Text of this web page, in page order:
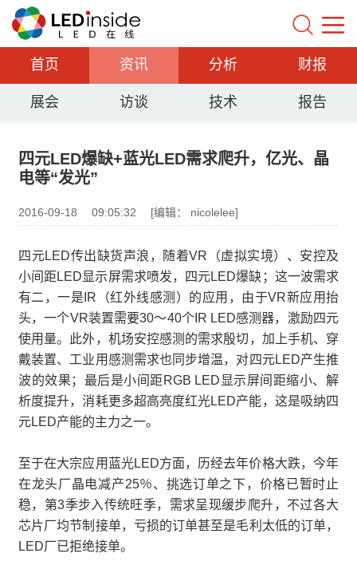
首页 资讯 分析 财报
展会 访谈 技术 报告
四元LED爆缺+蓝光LED需求爬升，亿光、晶
电等“发光”
2016-09-18 09:05:32 [编辑： nicolelee]
四元LED传出缺货声浪，随着VR（虚拟实境）、安控及
小间距LED显示屏需求喷发，四元LED爆缺；这一波需求
有二，一是IR（红外线感测）的应用，由于VR新应用抬
头，一个VR装置需要30～40个IR LED感测器，激励四元
使用量。此外，机场安控感测的需求殷切，加上手机、穿
戴装置、工业用感测需求也同步增温，对四元LED产生推
波的效果；最后是小间距RGB LED显示屏间距缩小、解
析度提升，消耗更多超高亮度红光LED产能，这是吸纳四
元LED产能的主力之一。
至于在大宗应用蓝光LED方面，历经去年价格大跌，今年
在龙头厂晶电减产25％、挑选订单之下，价格已暂时止
稳，第3季步入传统旺季，需求呈现缓步爬升，不过各大
芯片厂均节制接单，亏损的订单甚至是毛利太低的订单，
LED厂已拒绝接单。